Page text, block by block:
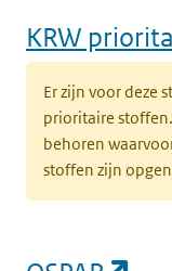
KRW
Er zijn voor deze
prioritaire
behoren
stoffen zijn